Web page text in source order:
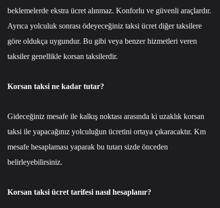
beklemelerde ekstra ücret alınmaz. Konforlu ve güvenli araçlardır.
Ayrıca yolculuk sonrası ödeyeceğiniz taksi ücret diğer taksilere
göre oldukça uygundur. Bu gibi veya benzer hizmetleri veren
taksiler genellikle korsan taksilerdir.
Korsan taksi ne kadar tutar?
Gideceğiniz mesafe ile kalkış noktası arasında ki uzaklık korsan
taksi ile yapacağınız yolculuğun ücretini ortaya çıkaracaktır. Km
mesafe hesaplaması yaparak bu tutarı sizde önceden
belirleyebilirsiniz.
Korsan taksi ücret tarifesi nasıl hesaplanır?